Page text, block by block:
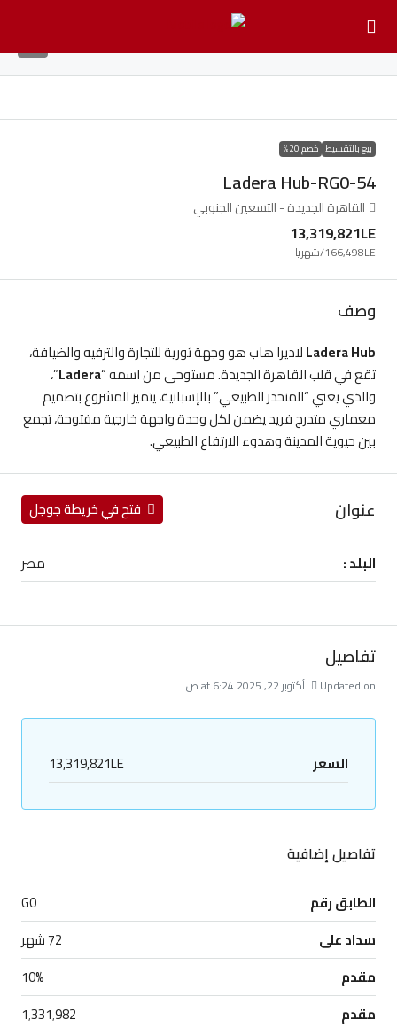
بيع بالتقسيط خصم 20%
Ladera Hub-RG0-54
القاهرة الجديدة - التسعين الجنوبي
13,319,821LE
166,498LE/شهريا
وصف
Ladera Hubلاديرا هاب هو وجهة ثورية للتجارة والترفيه والضيافة،
تقع في قلب القاهرة الجديدة. مستوحى من اسمه “Ladera”،
والذي يعني “المنحدر الطبيعي” بالإسبانية، يتميز المشروع بتصميم
معماري متدرج فريد يضمن لكل وحدة واجهة خارجية مفتوحة، تجمع
بين حيوية المدينة وهدوء الارتفاع الطبيعي.
عنوان فتح في خريطة جوجل
البلد : مصر
تفاصيل
Updated on أكتوبر 22, 2025 at 6:24 ص
السعر 13,319,821LE
تفاصيل إضافية
الطابق رقم
G0
سداد على
72 شهر
مقدم
10%
مقدم
1٬331٬982